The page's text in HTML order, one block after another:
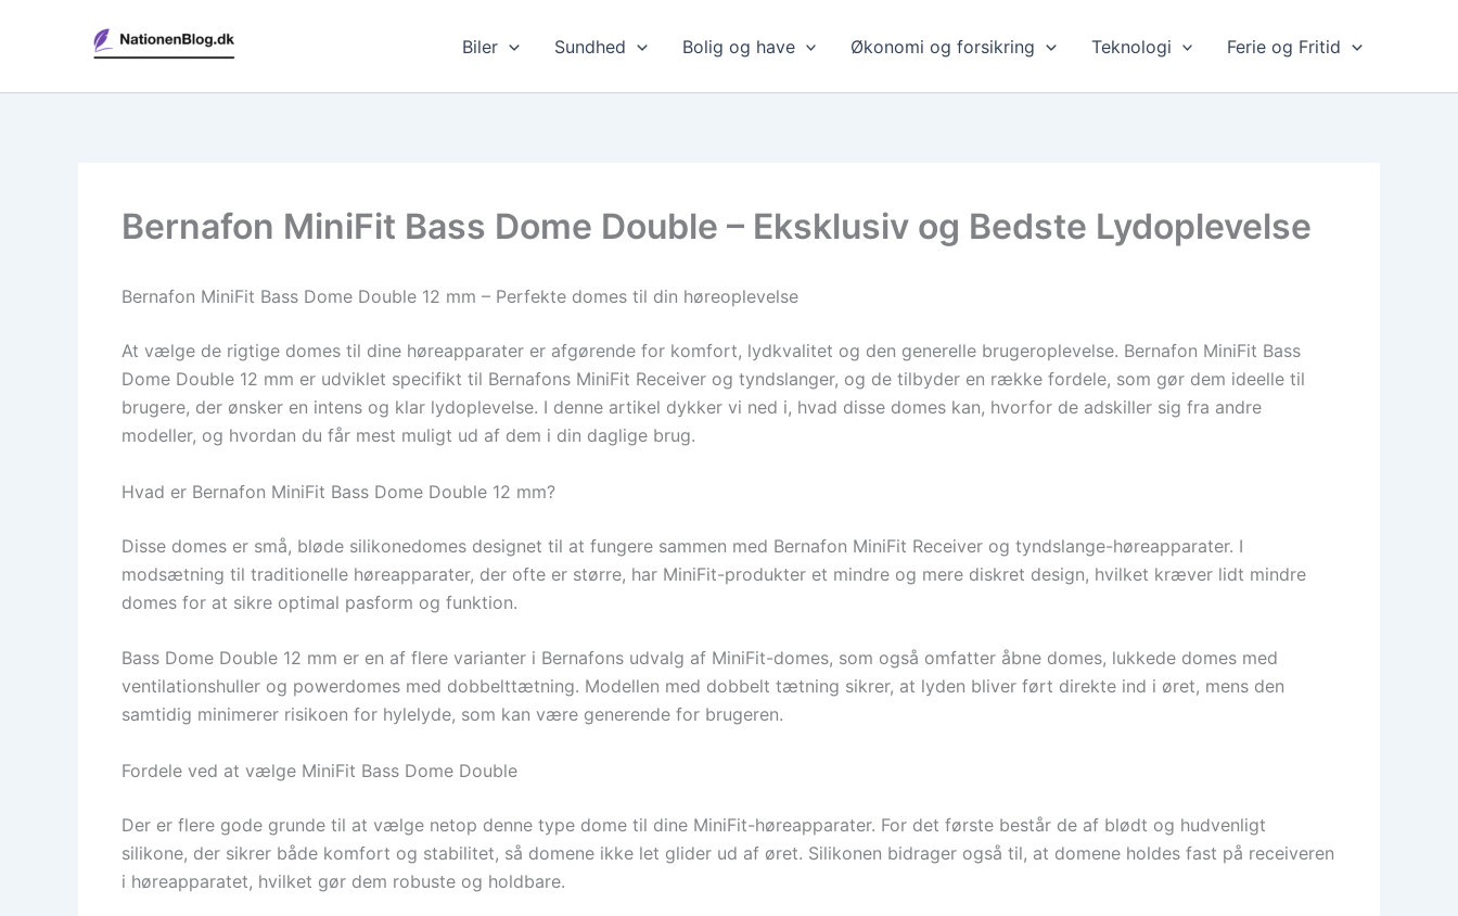
Biler Sundhed Bolig og have Økonomi og forsikring Teknologi Ferie og Fritid
Bernafon MiniFit Bass Dome Double – Eksklusiv og Bedste Lydoplevelse
Bernafon MiniFit Bass Dome Double 12 mm – Perfekte domes til din høreoplevelse
At vælge de rigtige domes til dine høreapparater er afgørende for komfort, lydkvalitet og den generelle brugeroplevelse. Bernafon MiniFit Bass
Dome Double 12 mm er udviklet specifikt til Bernafons MiniFit Receiver og tyndslanger, og de tilbyder en række fordele, som gør dem ideelle til
brugere, der ønsker en intens og klar lydoplevelse. I denne artikel dykker vi ned i, hvad disse domes kan, hvorfor de adskiller sig fra andre
modeller, og hvordan du får mest muligt ud af dem i din daglige brug.
Hvad er Bernafon MiniFit Bass Dome Double 12 mm?
Disse domes er små, bløde silikonedomes designet til at fungere sammen med Bernafon MiniFit Receiver og tyndslange-høreapparater. I
modsætning til traditionelle høreapparater, der ofte er større, har MiniFit-produkter et mindre og mere diskret design, hvilket kræver lidt mindre
domes for at sikre optimal pasform og funktion.
Bass Dome Double 12 mm er en af flere varianter i Bernafons udvalg af MiniFit-domes, som også omfatter åbne domes, lukkede domes med
ventilationshuller og powerdomes med dobbelttætning. Modellen med dobbelt tætning sikrer, at lyden bliver ført direkte ind i øret, mens den
samtidig minimerer risikoen for hylelyde, som kan være generende for brugeren.
Fordele ved at vælge MiniFit Bass Dome Double
Der er flere gode grunde til at vælge netop denne type dome til dine MiniFit-høreapparater. For det første består de af blødt og hudvenligt
silikone, der sikrer både komfort og stabilitet, så domene ikke let glider ud af øret. Silikonen bidrager også til, at domene holdes fast på receiveren
i høreapparatet, hvilket gør dem robuste og holdbare.